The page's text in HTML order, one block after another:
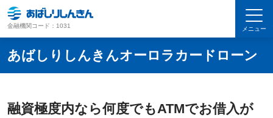
金融機関コード：1031 メニュー
あばしりしんきんオーロラカードローン
融資極度内なら何度でもATMでお借入が